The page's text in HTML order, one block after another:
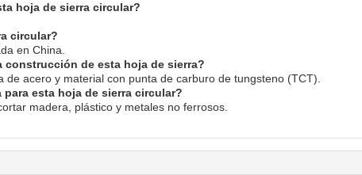
hoja de sierra circular?
circular?
en China.
construcción de esta hoja de sierra?
acero y material con punta de carburo de tungsteno (TCT).
esta hoja de sierra circular?
madera, plástico y metales no ferrosos.